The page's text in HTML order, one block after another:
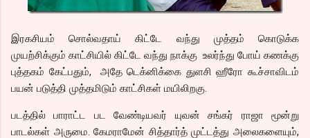
இரகசியம் சொல்வதாய் கிட்டே வந்து முத்தம் கொடுக்க
முயற்சிக்கும் காட்சியில் கிட்டே வந்து நாக்கு உலர்ந்து போய் கணக்கு
புத்தகம் கேட்பதும், அதே டெக்னிக்கை துளசி ஹீரோ கூச்சாவிடம்
பயன் படுத்தி முத்தமிடும் காட்சிகள் மயிலிறகு.
படத்தில் பாராட்ட பட வேண்டியவர் யுவன் சங்கர் ராஜா மூன்று
பாடல்கள் அருமை. கேமராமேன் சித்தார்த் முட்டத்து அலைகளையும்,